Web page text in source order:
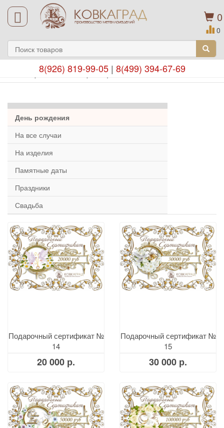
0
0
8(926) 819-99-05| 8(499) 394-67-69
Подарочные сертификаты
День рождения
На все случаи
На изделия
Памятные даты
Праздники
Свадьба
Подарочный сертификат №
14
20 000 р.
Подарочный сертификат №
15
30 000 р.